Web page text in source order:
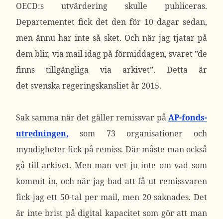
OECD:s utvärdering skulle publiceras.
Departementet fick det den för 10 dagar sedan,
men ännu har inte så sket. Och när jag tjatar på
dem blir, via mail idag på förmiddagen, svaret ”de
finns tillgängliga via arkivet”. Detta är
det svenska regeringskansliet år 2015.
Sak samma när det gäller remissvar påAP-fonds-
utredningen, som 73 organisationer och
myndigheter fick på remiss. Där måste man också
gå till arkivet. Men man vet ju inte om vad som
kommit in, och när jag bad att få ut remissvaren
fick jag ett 50-tal per mail, men 20 saknades. Det
är inte brist på digital kapacitet som gör att man